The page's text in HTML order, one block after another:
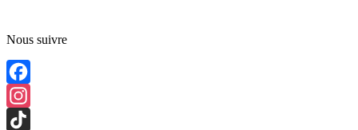
Nous suivre
Facebook
Instagram